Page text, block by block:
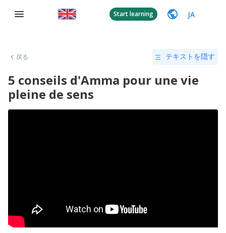
Start learning JA
戻る テキストを隠す
5 conseils d'Amma pour une vie
pleine de sens